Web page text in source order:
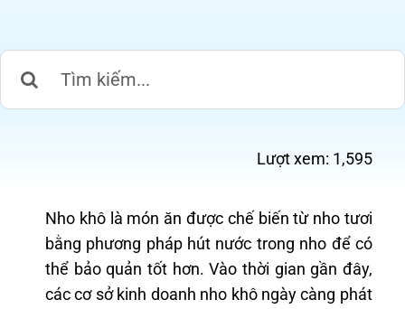
Lượt xem: 1,595
Nho khô là món ăn được chế biến từ nho tươi
bằng phương pháp hút nước trong nho để có
thể bảo quản tốt hơn. Vào thời gian gần đây,
các cơ sở kinh doanh nho khô ngày càng phát